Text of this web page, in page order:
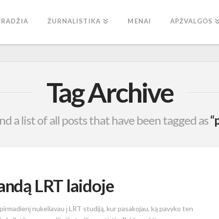
ŽURNALISTIKA MENAI APŽVALGOS
Tag Archive
a list of all posts that have been tagged as
LRT laidoje
nukeliavau į LRT studiją, kur pasakojau, ką pavyko ten